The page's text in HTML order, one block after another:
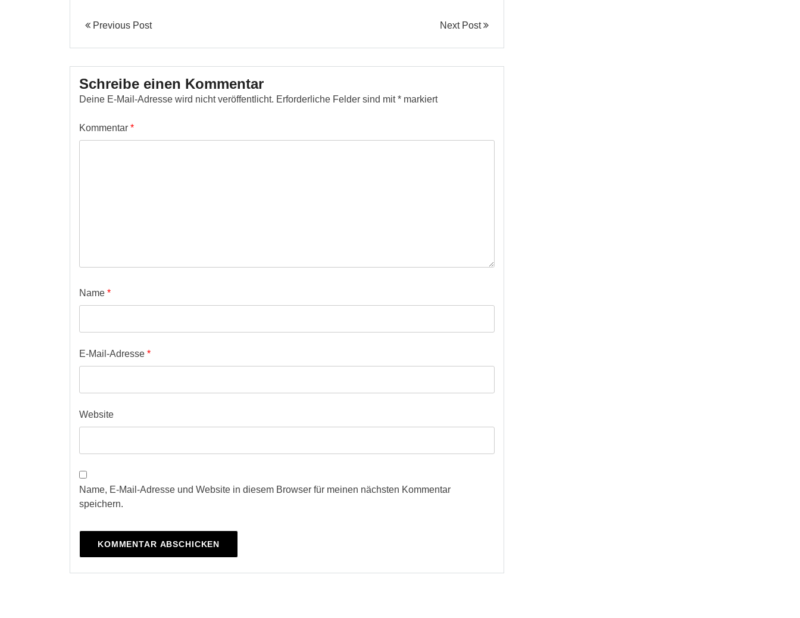
Previous Post Next Post
Schreibe einen Kommentar
Deine E-Mail-Adresse wird nicht veröffentlicht. Erforderliche Felder sind mit* markiert
Kommentar *
Name *
E-Mail-Adresse *
Website
Name, E-Mail-Adresse und Website in diesem Browser für meinen nächsten Kommentar
speichern.